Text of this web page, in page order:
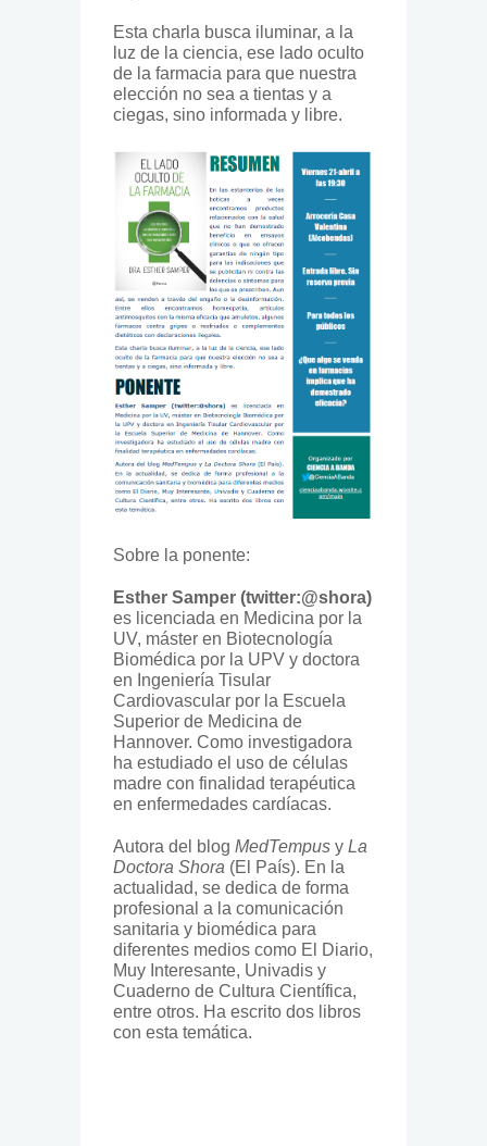
Esta charla busca iluminar, a la
luz de la ciencia, ese lado oculto
de la farmacia para que nuestra
elección no sea a tientas y a
ciegas, sino informada y libre.
Sobre la ponente:
Esther Samper (twitter:@shora)
es licenciada en Medicina por la
UV, máster en Biotecnología
Biomédica por la UPV y doctora
en Ingeniería Tisular
Cardiovascular por la Escuela
Superior de Medicina de
Hannover. Como investigadora
ha estudiado el uso de células
madre con finalidad terapéutica
en enfermedades cardíacas.
Autora del blog MedTempus y La
Doctora Shora (El País). En la
actualidad, se dedica de forma
profesional a la comunicación
sanitaria y biomédica para
diferentes medios como El Diario,
Muy Interesante, Univadis y
Cuaderno de Cultura Científica,
entre otros. Ha escrito dos libros
con esta temática.